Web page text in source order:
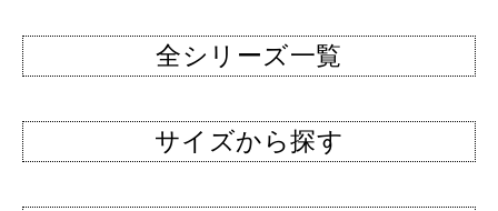
全シリーズ一覧
サイズから探す